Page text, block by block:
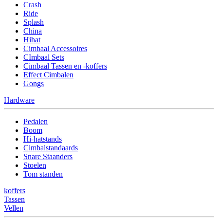
Crash
Ride
Splash
China
Hihat
Cimbaal Accessoires
CImbaal Sets
Cimbaal Tassen en -koffers
Effect Cimbalen
Gongs
Hardware
Pedalen
Boom
Hi-hatstands
Cimbalstandaards
Snare Staanders
Stoelen
Tom standen
koffers
Tassen
Vellen